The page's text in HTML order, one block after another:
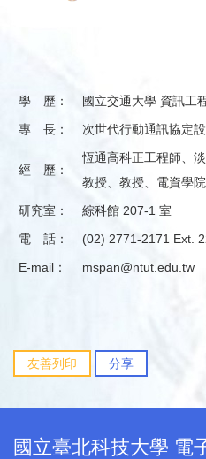
學 歷：
國立交通大學 資訊工
專 長：
次世代行動通訊協定
經 歷：
恆通高科正工程師、
教授、教授、電資學
研究室：
綜科館 207-1 室
電 話：
(02) 2771-2171 Ext.
E-mail：
mspan@ntut.edu.tw
友善列印 分享
國立臺北科技大學 電